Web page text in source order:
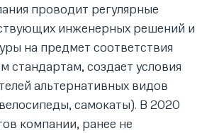
проводит регулярные
инженерных решений и
на предмет соответствия
стандартам, создает условия
альтернативных видов
самокаты). В 2020
компании, ранее не